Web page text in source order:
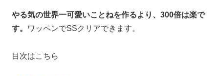
やる気の世界一可愛いことねを作るより、300倍は楽で
す。
ワッペンでSSクリアできます。
目次はこちら